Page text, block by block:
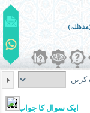
کریں
ایک سوال کا جواب